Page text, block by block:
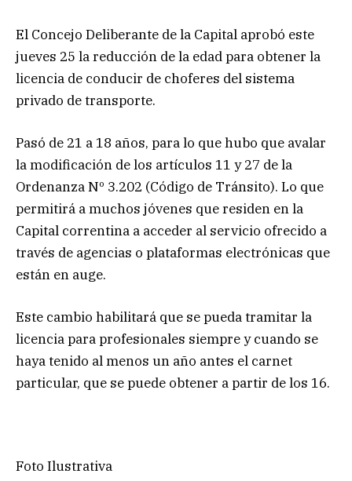
El Concejo Deliberante de la Capital aprobó este
jueves 25 la reducción de la edad para obtener la
licencia de conducir de choferes del sistema
privado de transporte.
Pasó de 21 a 18 años, para lo que hubo que avalar
la modificación de los artículos 11 y 27 de la
Ordenanza Nº 3.202 (Código de Tránsito). Lo que
permitirá a muchos jóvenes que residen en la
Capital correntina a acceder al servicio ofrecido a
través de agencias o plataformas electrónicas que
están en auge.
Este cambio habilitará que se pueda tramitar la
licencia para profesionales siempre y cuando se
haya tenido al menos un año antes el carnet
particular, que se puede obtener a partir de los 16.
Foto Ilustrativa